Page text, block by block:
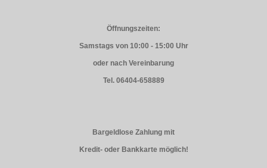
Öffnungszeiten:
Samstags von 10:00 - 15:00 Uhr
oder nach Vereinbarung
Tel. 06404-658889
Bargeldlose Zahlung mit
Kredit- oder Bankkarte möglich!